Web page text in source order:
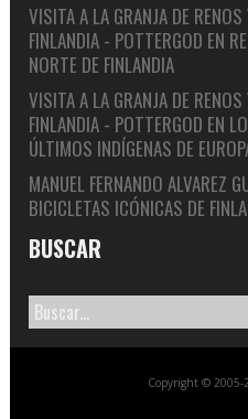
VISITA A LA GRANJA DE
FINLANDIA - POTTERGOD EN
NORTE DE FINLANDIA
VISITA A LA GRANJA DE
FINLANDIA - POTTERGOD EN
ÚLTIMOS INDÍGENAS DE
MANUEL FERNANDO ALVAREZ
BICICLETAS ICÓNICAS DE
BUSCAR
Copyright © 2005-